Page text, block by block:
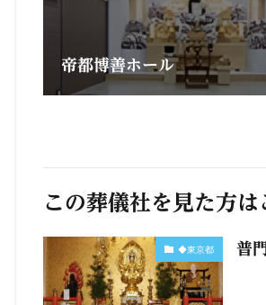
帝都博善ホール
この葬儀社を見た方
◆東京都 普